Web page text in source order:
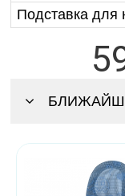
Подставка для